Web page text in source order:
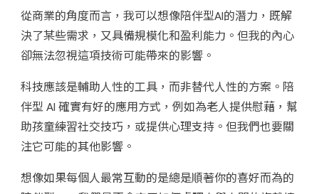
從商業的角度而言，我可以想像陪伴型AI的潛力，既解
決了某些需求，又具備規模化和盈利能力。但我的內心
卻無法忽視這項技術可能帶來的影響。
科技應該是輔助人性的工具，而非替代人性的方案。陪
伴型 AI 確實有好的應用方式，例如為老人提供慰藉，幫
助孩童練習社交技巧，或提供心理支持。但我們也要關
注它可能的其他影響。
想像如果每個人最常互動的是總是順著你的喜好而為的